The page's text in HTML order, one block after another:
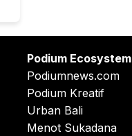
Podium Ecosystem
Podiumnews.com
Podium Kreatif
Urban Bali
Menot Sukadana